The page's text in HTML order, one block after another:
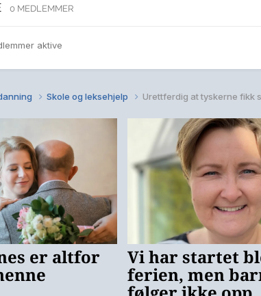
0 MEDLEMMER
aktive
Skole og leksehjelp Urettferdig at tyskerne fikk